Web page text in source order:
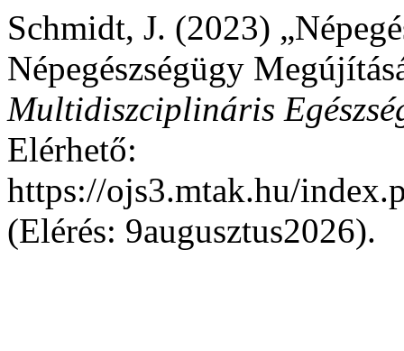
Schmidt, J. (2023)
Népegészségügy
Multidiszciplináris
Elérhető:
https://ojs3.mtak.hu/
(Elérés: 9augusztus2026).